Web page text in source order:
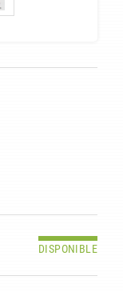
DISPONIBLE